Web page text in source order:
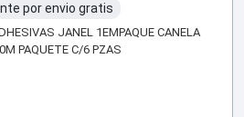
por envio gratis
JANEL 1EMPAQUE CANELA
PAQUETE C/6 PZAS